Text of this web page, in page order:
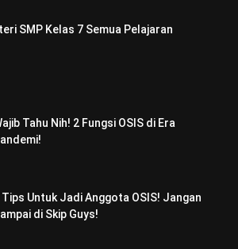
SMP Kelas 7 Semua Pelajaran
Tahu Nih! 2 Fungsi OSIS di Era
Tips Untuk Jadi Anggota OSIS! Jangan
di Skip Guys!